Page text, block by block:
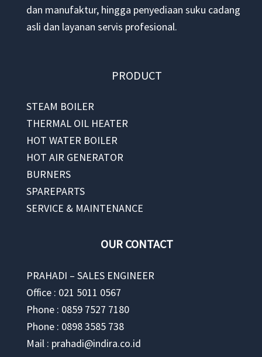
dan manufaktur, hingga penyediaan suku cadang
asli dan layanan servis profesional.
PRODUCT
STEAM BOILER
THERMAL OIL HEATER
HOT WATER BOILER
HOT AIR GENERATOR
BURNERS
SPAREPARTS
SERVICE & MAINTENANCE
OUR CONTACT
PRAHADI – SALES ENGINEER
Office : 021 5011 0567
Phone : 0859 7527 7180
Phone : 0898 3585 738
Mail : prahadi@indira.co.id